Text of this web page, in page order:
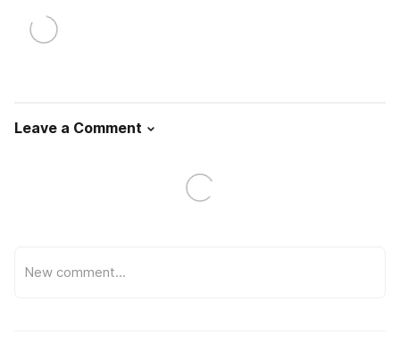
Leave a Comment